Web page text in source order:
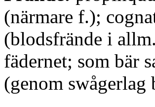
(närmare f.);
(blodsfrände i
fädernet; som bär
(genom swågerlag